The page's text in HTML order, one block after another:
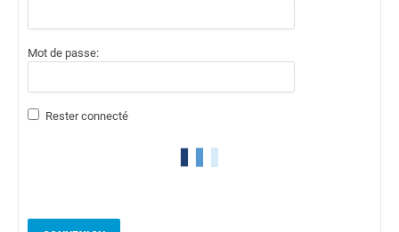
Mot de passe:
Rester connecté